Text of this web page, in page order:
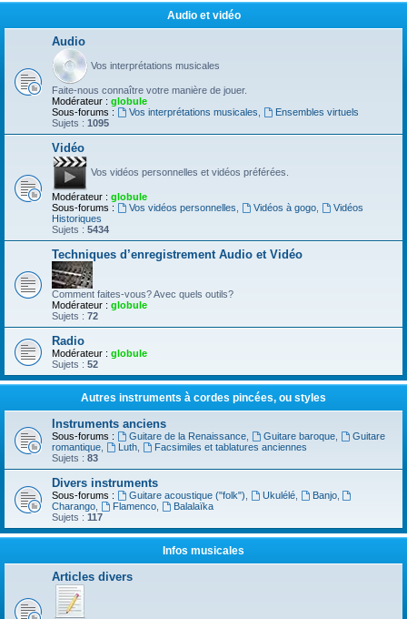
Audio et vidéo
Audio
Vos interprétations musicales
Faite-nous connaître votre manière de jouer.
Modérateur : globule
Sous-forums :
Vos interprétations musicales
Ensembles virtuels
Sujets : 1095
Vidéo
Vos vidéos personnelles et vidéos préférées.
Modérateur : globule
Sous-forums :
Vos vidéos personnelles Vidéos à gogo,
Vidéos
Historiques
Sujets : 5434
Techniques d’enregistrement Audio et Vidéo
Comment faites-vous? Avec quels outils?
Modérateur : globule
Sujets : 72
Radio
Modérateur : globule
Sujets : 52
Autres instruments à cordes pincées, ou styles
Instruments anciens
Sous-forums : Guitare de la Renaissance, Guitare baroque,
Guitare
romantique
Luth,
Facsimiles et tablatures anciennes
Sujets : 83
Divers instruments
Sous-forums : Guitare acoustique ("folk") Ukulélé, Banjo,
Charango
Flamenco,
Balalaïka
Sujets : 117
Infos musicales
Articles divers